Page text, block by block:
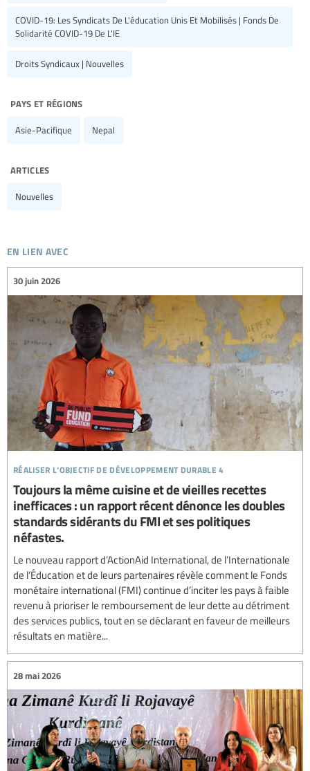
COVID-19: Les Syndicats De L'éducation Unis Et Mobilisés | Fonds De
Solidarité COVID-19 De L'IE
Droits Syndicaux | Nouvelles
pays et régions
Asie-Pacifique Nepal
articles
Nouvelles
en lien avec
réaliser l’objectif de développement durable 4
30 juin 2026
Toujours la même cuisine et de vieilles recettes
inefficaces : un rapport récent dénonce les doubles
standards sidérants du FMI et ses politiques
néfastes.
Le nouveau rapport d’ActionAid International, de l’Internationale
de l’Éducation et de leurs partenaires révèle comment le Fonds
monétaire international (FMI) continue d’inciter les pays à faible
revenu à prioriser le remboursement de leur dette au détriment
des services publics, tout en se déclarant en faveur de meilleurs
résultats en matière...
28 mai 2026